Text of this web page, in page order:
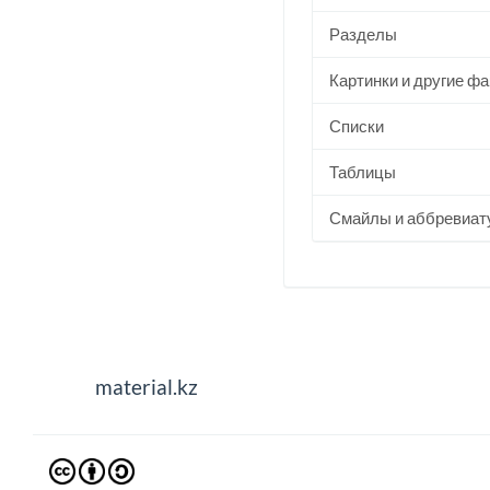
Разделы
Картинки и другие
Списки
Таблицы
Смайлы и
material.kz